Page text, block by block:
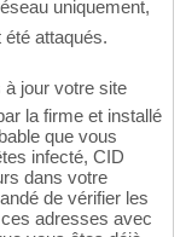
uniquement,
été attaqués.
à jour votre site
la firme et installé
que vous
infecté, CID
dans votre
de vérifier les
adresses avec